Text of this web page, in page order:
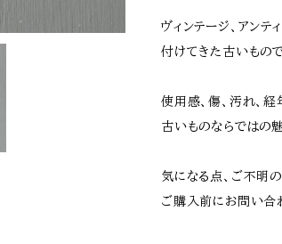
ヴィンテージ、アン
付けてきた古いもので
使用感、傷、汚れ、
古いものならではの
気になる点、ご不明の
ご購入前にお問い合